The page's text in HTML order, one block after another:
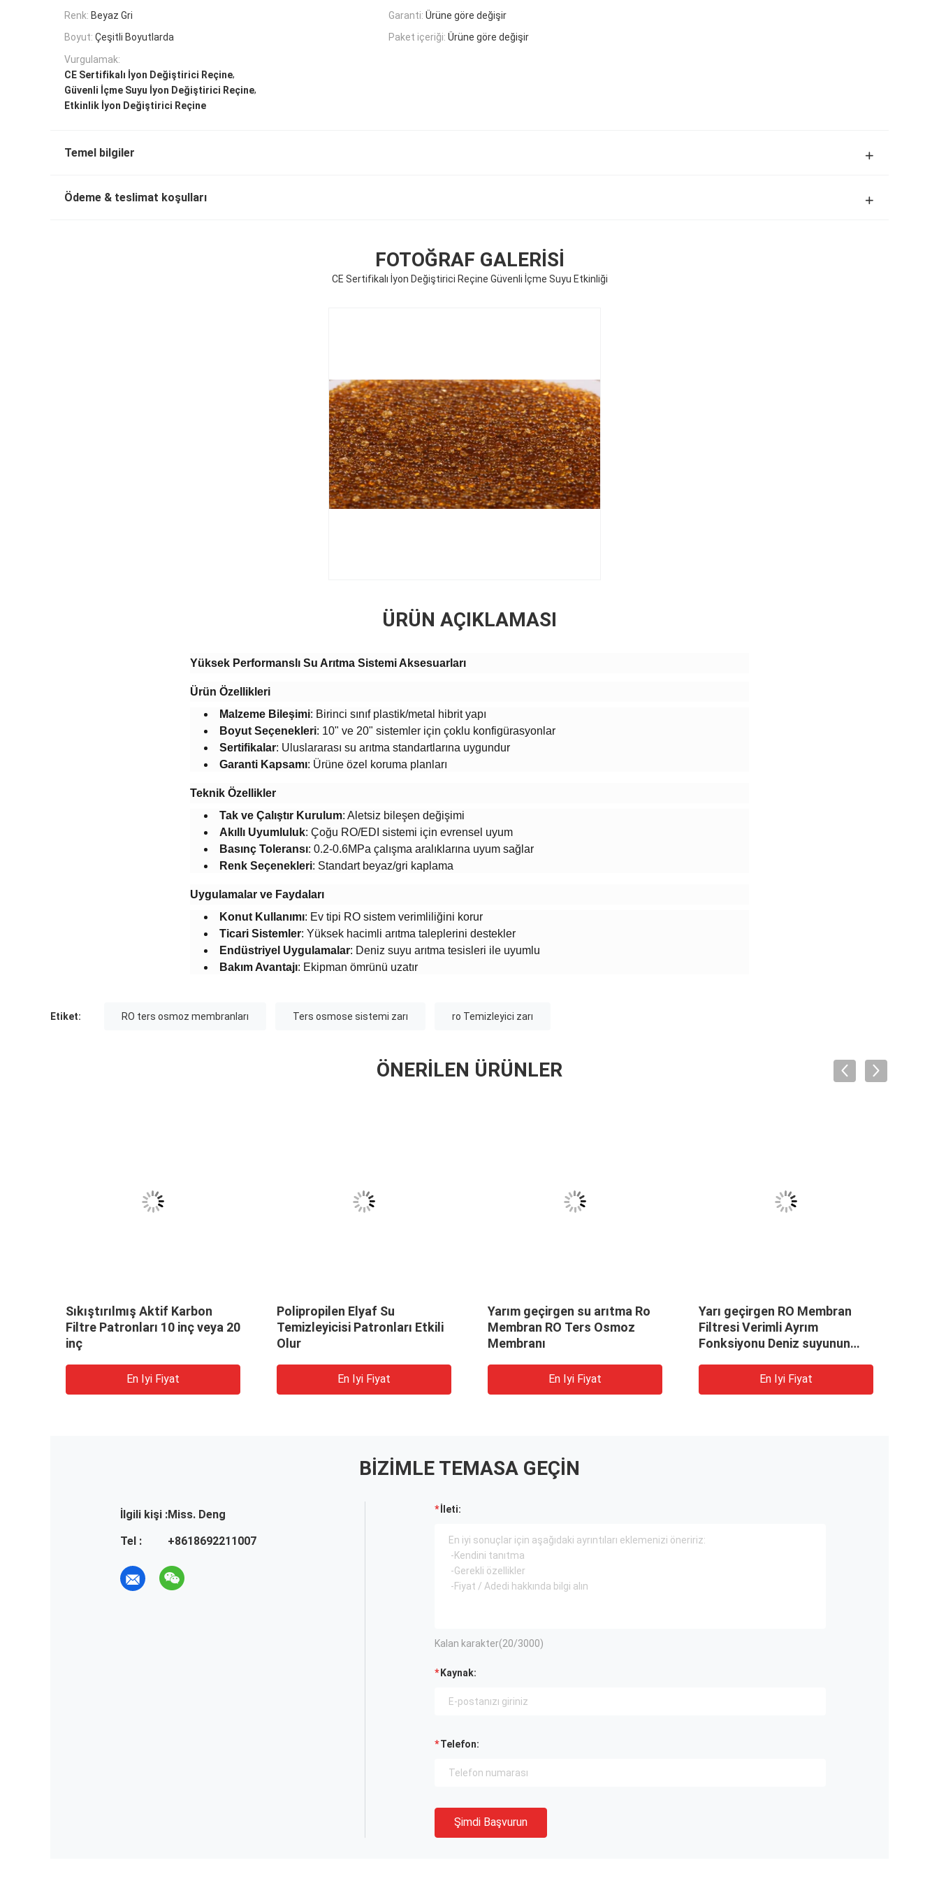
Renk: Beyaz Gri Garanti: Ürüne göre değişir
Boyut: Çeşitli Boyutlarda Paket içeriği: Ürüne göre değişir
Vurgulamak:
CE Sertifikalı İyon Değiştirici Reçine,
Güvenli İçme Suyu İyon Değiştirici Reçine,
Etkinlik İyon Değiştirici Reçine
Temel bilgiler
Ödeme & teslimat koşulları
FOTOĞRAF GALERISI
CE Sertifikalı İyon Değiştirici Reçine Güvenli İçme Suyu Etkinliği
ÜRÜN AÇIKLAMASI
Yüksek Performanslı Su Arıtma Sistemi Aksesuarları​
​Ürün Özellikleri​
​Malzeme Bileşimi​​: Birinci sınıf plastik/metal hibrit yapı
​Boyut Seçenekleri​​: 10" ve 20" sistemler için çoklu konfigürasyonlar
​Sertifikalar​​: Uluslararası su arıtma standartlarına uygundur
​Garanti Kapsamı​​: Ürüne özel koruma planları
​Teknik Özellikler​
​Tak ve Çalıştır Kurulum​​: Aletsiz bileşen değişimi
​Akıllı Uyumluluk​​: Çoğu RO/EDI sistemi için evrensel uyum
​Basınç Toleransı​​: 0.2-0.6MPa çalışma aralıklarına uyum sağlar
​Renk Seçenekleri​​: Standart beyaz/gri kaplama
​Uygulamalar ve Faydaları​
​Konut Kullanımı​​: Ev tipi RO sistem verimliliğini korur
​Ticari Sistemler​​: Yüksek hacimli arıtma taleplerini destekler
​Endüstriyel Uygulamalar​​: Deniz suyu arıtma tesisleri ile uyumlu
​Bakım Avantajı​​: Ekipman ömrünü uzatır
Etiket: RO ters osmoz membranları Ters osmose sistemi zarı ro Temizleyici zarı
ÖNERILEN ÜRÜNLER
Sıkıştırılmış Aktif Karbon
Filtre Patronları 10 inç veya 20
inç
En Iyi Fiyat
Polipropilen Elyaf Su
Temizleyicisi Patronları Etkili
Olur
En Iyi Fiyat
Yarım geçirgen su arıtma Ro
Membran RO Ters Osmoz
Membranı
En Iyi Fiyat
Yarı geçirgen RO Membran
Filtresi Verimli Ayrım
Fonksiyonu Deniz suyunun
En Iyi Fiyat
BIZIMLE TEMASA GEÇIN
İlgili kişi :Miss. Deng
Tel :
+8618692211007
İleti:
Kalan karakter(20/3000)
Kaynak:
Telefon:
Şimdi Başvurun